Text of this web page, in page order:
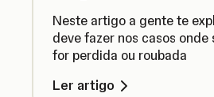
Neste artigo a gente te
deve fazer nos casos onde
for perdida ou roubada
Ler artigo